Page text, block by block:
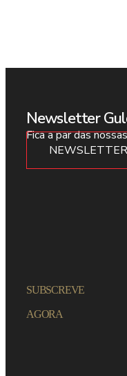
Newsletter
Fica a par das
NEWSLETTER
SUBSCREVE
AGORA